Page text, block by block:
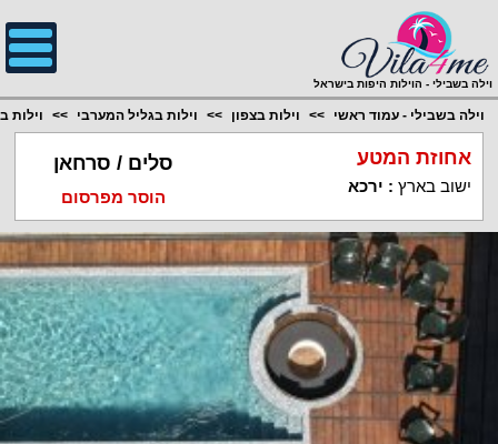
וילה בשבילי - הוילות היפות בישראל
וילה בשבילי - עמוד ראשי וילות בצפון וילות בגליל המערבי וילות
אחוזת המטע
ישוב בארץ : ירכא
סלים / סרחאן
הוסר מפרסום